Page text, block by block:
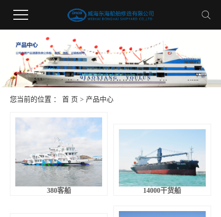
您当前的位置 ：首 页 > 产品中心
380客船 14000干货船